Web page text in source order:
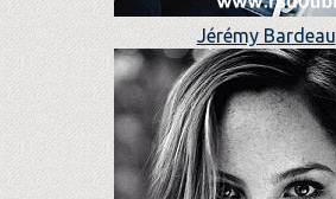
Jérémy Bardeau